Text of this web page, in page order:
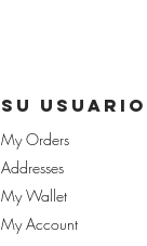
su usuario
My Orders
Addresses
My Wallet
My Account